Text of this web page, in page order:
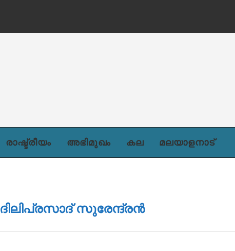
രാഷ്ട്രീയം അഭിമുഖം കല മലയാളനാട്
ദിലിപ്രസാദ്‌ സുരേന്ദ്രൻ